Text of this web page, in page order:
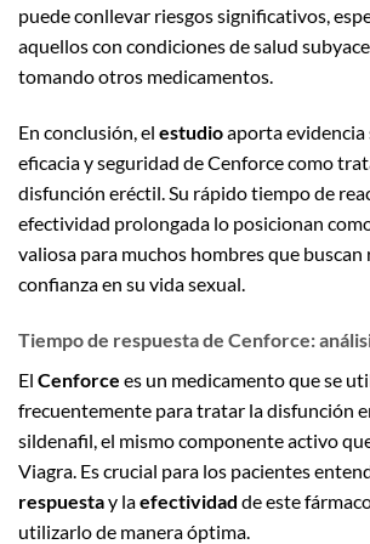
puede conllevar riesgos significativos,
aquellos con condiciones de salud
tomando otros medicamentos.
En conclusión, el estudioaporta evidencia
eficacia y seguridad de Cenforce como
disfunción eréctil. Su rápido tiempo de
efectividad prolongada lo posicionan
valiosa para muchos hombres que buscan
confianza en su vida sexual.
Tiempo de respuesta de Cenforce:
El Cenforce es un medicamento que se
frecuentemente para tratar la disfunción
sildenafil, el mismo componente activo
Viagra. Es crucial para los pacientes
respuestay laefectividad de este
utilizarlo de manera óptima.